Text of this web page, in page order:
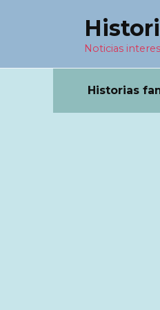
Noticias
Historias